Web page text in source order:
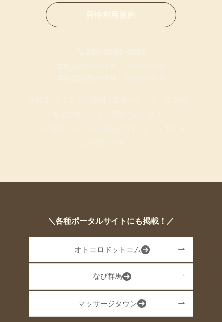
男性利用規約
＼各種ポータルサイトにも掲載！／
オトコロドットコム
なび群馬
マッサージタウン